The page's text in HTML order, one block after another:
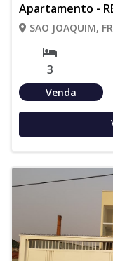
Apartamento -
SAO JOAQUIM,
3
Venda